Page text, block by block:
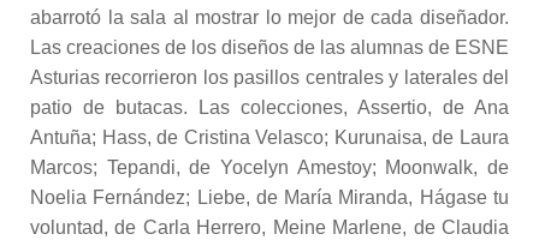
abarrotó la sala al mostrar lo mejor de cada diseñador.
Las creaciones de los diseños de las alumnas de ESNE
Asturias recorrieron los pasillos centrales y laterales del
patio de butacas. Las colecciones, Assertio, de Ana
Antuña; Hass, de Cristina Velasco; Kurunaisa, de Laura
Marcos; Tepandi, de Yocelyn Amestoy; Moonwalk, de
Noelia Fernández; Liebe, de María Miranda, Hágase tu
voluntad, de Carla Herrero, Meine Marlene, de Claudia